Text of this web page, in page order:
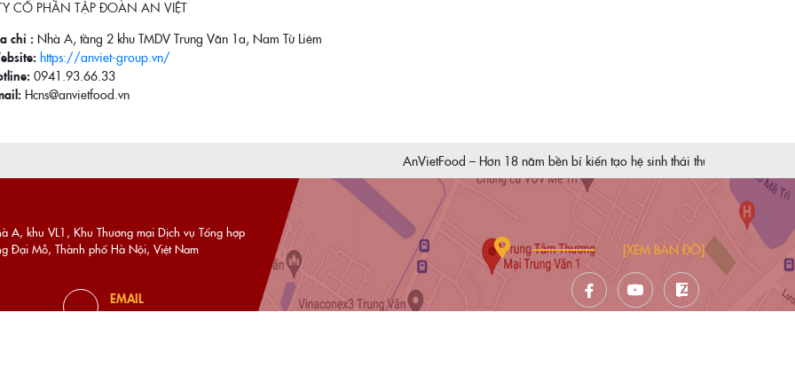
CỔ PHẦN TẬP ĐOÀN AN VIỆT
chỉ :Nhà A, tầng 2 khu TMDV Trung Văn 1a, Nam Từ Liêm
https://anviet-group.vn/
0941.93.66.33
Hcns@anvietfood.vn
AnVietFood – Hơn 18 năm bền bỉ kiến tạo hệ sinh thái thực phẩm sạch vì sức
A, khu VL1, Khu Thương mại Dịch vụ Tổng hợp
Đại Mỗ, Thành phố Hà Nội, Việt Nam
EMAIL
info@anviet-group.com.vn
[XEM BẢN ĐỒ]